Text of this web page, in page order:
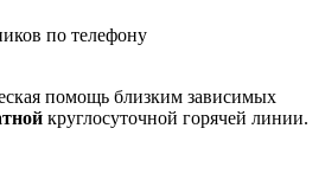
по телефону
помощь близким зависимых
круглосуточной горячей линии.